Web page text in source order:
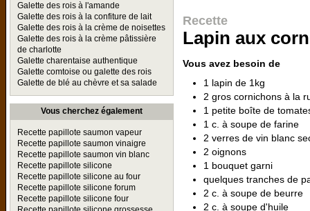
Galette des rois à l'amande
Galette des rois à la confiture de lait
Galette des rois à la crème de noisettes
Galette des rois à la crème pâtissière
de charlotte
Galette charentaise authentique
Galette comtoise ou galette des rois
Galette de blé au chèvre et sa salade
Vous cherchez également
Recette papillote saumon vapeur
Recette papillote saumon vinaigre
Recette papillote saumon vin blanc
Recette papillote silicone
Recette papillote silicone au four
Recette papillote silicone forum
Recette papillote silicone four
Recette
Lapin aux
Vous avez besoin de
1 lapin de 1kg
2 gros cornichons à la
1 petite boîte de
1 c. à soupe de farine
2 verres de vin blanc
2 oignons
1 bouquet garni
quelques tranches de
2 c. à soupe de beurre
2 c. à soupe d'huile